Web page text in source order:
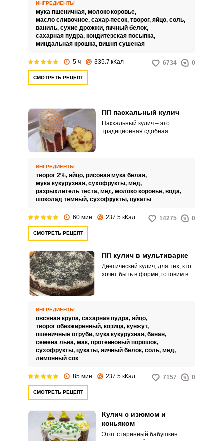
кулич славится не только
прекрасным вкусом, но и
способен на протяжении
нескольких недель сохранять
свою свежесть и не черстветь.
ИНГРЕДИЕНТЫ
мука пшеничная, молоко коровье,
масло сливочное, сахар-песок, творог, яйцо, соль,
ваниль, сухие дрожжи, яичный белок,
сахарная пудра, кондитерская посыпка,
миндальная крошка, вишня сушеная
5 ч 335.7 кКал 6734 0
СМОТРЕТЬ РЕЦЕПТ
ПП пасхальный кулич
Пасхальный кулич – это
традиционная сдобная
ИНГРЕДИЕНТЫ
творог 2%, яйцо, рисовая мука белая,
мука кукурузная, сухофрукты, мёд,
разрыхлитель теста, мёд, молоко коровье, вода,
шоколад темный, сухофрукты, цукаты
60 мин 237.5 кКал 14275 0
СМОТРЕТЬ РЕЦЕПТ
ПП кулич в мультиварке
Диетический кулич, для тех, кто
хочет быть в форме, готовим в
ИНГРЕДИЕНТЫ
овсяная крупа, сахарная пудра, яйцо,
творог обезжиренный, корица, кунжут,
пшеничные отруби, мука кукурузная, банан,
семена льна, мак, протеиновый порошок,
сухофрукты, цукаты, яичный белок, соль, мёд,
лимонный сок
85 мин 237.5 кКал 7157 0
СМОТРЕТЬ РЕЦЕПТ
Кулич с изюмом и
коньяком
Этот старинный бабушкин